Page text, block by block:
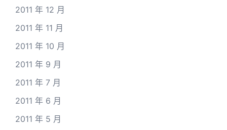
2011 年 12 月
2011 年 11 月
2011 年 10 月
2011 年 9 月
2011 年 7 月
2011 年 6 月
2011 年 5 月